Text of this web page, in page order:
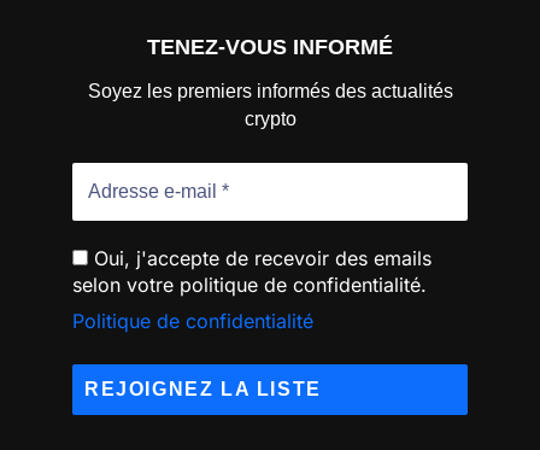
TENEZ-VOUS INFORMÉ
Soyez les premiers informés des actualités
crypto
Oui, j'accepte de recevoir des emails
selon votre politique de confidentialité.
Politique de confidentialité